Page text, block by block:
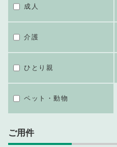
成人
介護
ひとり親
ペット・動物
ご用件